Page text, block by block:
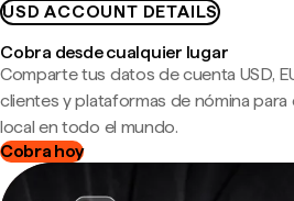
USD ACCOUNT DETAILS
Cobra desde cualquier lugar
Comparte tus datos de cuenta USD,
clientes y plataformas de nómina
local en todo el mundo.
Cobra hoy